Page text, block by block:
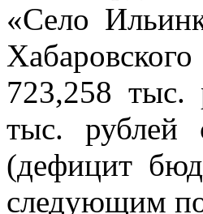
«Село
723,258 тыс.
тыс. рублей
(дефицит
следующим